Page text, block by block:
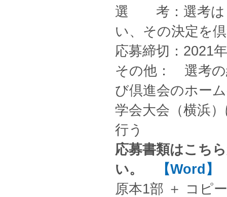
選 考：選考は
い、その決定を
応募締切：2021
その他： 選考の
び倶進会のホー
学会大会（横浜
行う
応募書類はこち
い。
【Word】
原本1部 ＋ コピ